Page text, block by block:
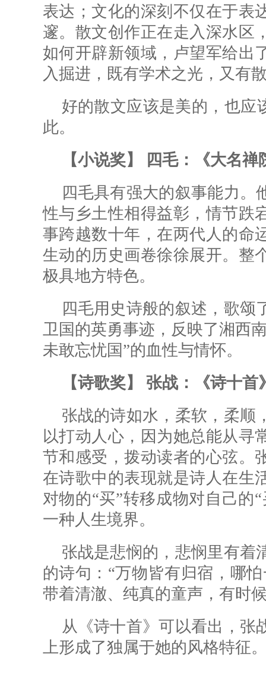
表达；文化的深刻不仅在于表
邃。散文创作正在走入深水区
如何开辟新领域，卢望军给出
入掘进，既有学术之光，又有
好的散文应该是美的，也应
此。
【小说奖】 四毛：《大名禅
四毛具有强大的叙事能力。
性与乡土性相得益彰，情节跌
事跨越数十年，在两代人的命
生动的历史画卷徐徐展开。整
极具地方特色。
四毛用史诗般的叙述，歌颂
卫国的英勇事迹，反映了湘西
未敢忘忧国”的血性与情怀。
【诗歌奖】 张战：《诗十首
张战的诗如水，柔软，柔顺
以打动人心，因为她总能从寻
节和感受，拨动读者的心弦。
在诗歌中的表现就是诗人在生
对物的“买”转移成物对自己的
一种人生境界。
张战是悲悯的，悲悯里有着
的诗句：“万物皆有归宿，哪
带着清澈、纯真的童声，有时
从《诗十首》可以看出，张
上形成了独属于她的风格特征